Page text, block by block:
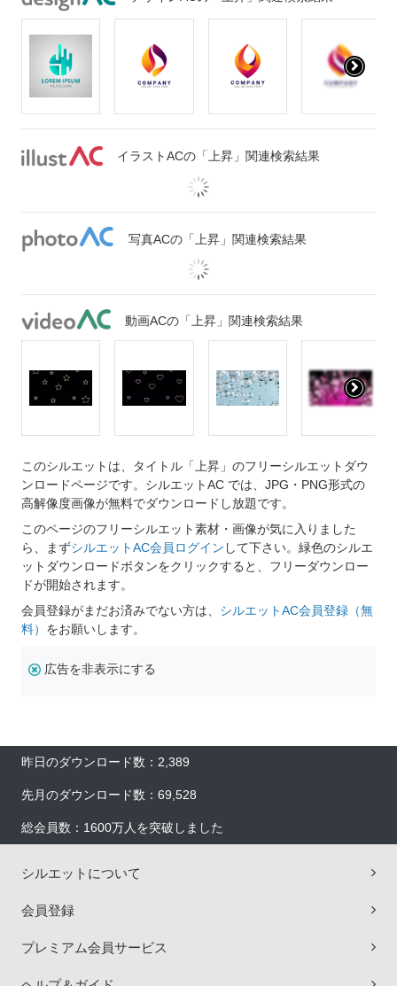
イラストACの「上昇」関連検索結果
写真ACの「上昇」関連検索結果
動画ACの「上昇」関連検索結果
このシルエットは、タイトル「上昇」のフリーシルエットダウ
ンロードページです。シルエットAC では、JPG・PNG形式の
高解像度画像が無料でダウンロードし放題です。
このページのフリーシルエット素材・画像が気に入りました
ら、まずシルエットAC会員ログイン して下さい。緑色のシルエ
ットダウンロードボタンをクリックすると、フリーダウンロー
ドが開始されます。
会員登録がまだお済みでない方は、 シルエットAC会員登録（無
料） をお願いします。
広告を非表示にする
昨日のダウンロード数：2,389
先月のダウンロード数：69,528
総会員数：1600万人を突破しました
シルエットについて
会員登録
プレミアム会員サービス